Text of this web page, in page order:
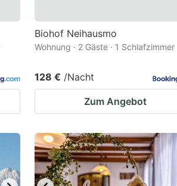
Biohof Neihausmo
Wohnung · 2 Gäste · 1 Schlafzimmer
128 € /Nacht
Zum Angebot